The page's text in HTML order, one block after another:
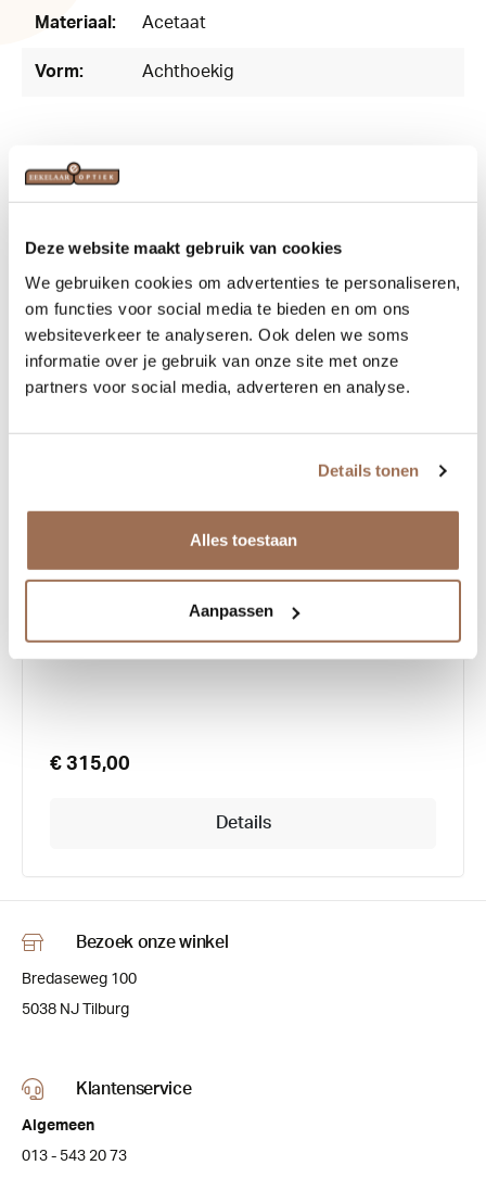
Deze website maakt gebruik van cookies
We gebruiken cookies om advertenties te personaliseren,
om functies voor social media te bieden en om ons
websiteverkeer te analyseren. Ook delen we soms
informatie over je gebruik van onze site met onze
partners voor social media, adverteren en analyse.
Details tonen
Alles toestaan
Aanpassen
Materiaal: Acetaat
Vorm: Achthoekig
Anne et Valentin Duvall
€ 315,00
Details
Bezoek onze winkel
Bredaseweg 100
5038 NJ Tilburg
Klantenservice
Algemeen
013 - 543 20 73